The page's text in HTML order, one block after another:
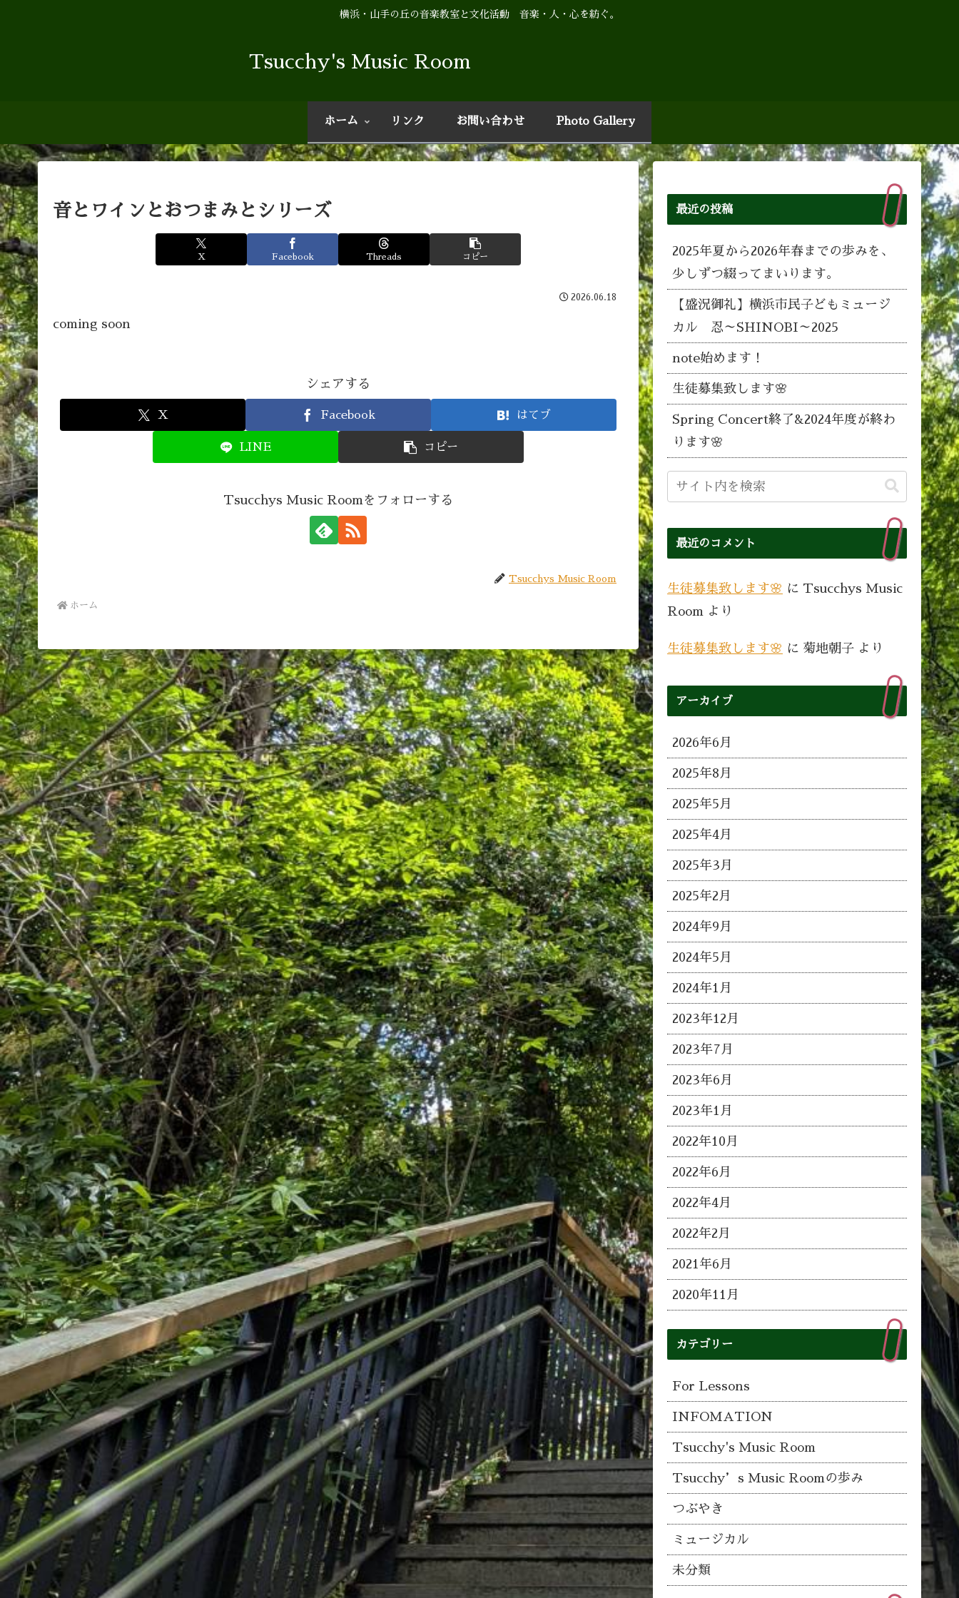
横浜・山手の丘の音楽教室と文化活動 音楽・人・心を紡ぐ。
Tsucchy's Music Room
ホーム リンク お問い合わせ Photo Gallery
音とワインとおつまみとシリーズ
X Facebook Threads コピー
2026.06.18
coming soon
シェアする
X Facebook はてブ
LINE コピー
Tsucchys Music Roomをフォローする
Tsucchys Music Room
ホーム
最近の投稿
2025年夏から2026年春までの歩みを、
少しずつ綴ってまいります。
【盛況御礼】横浜市民子どもミュージ
カル 忍～SHINOBI～2025
note始めます！
生徒募集致します🌸
Spring Concert終了&2024年度が終わ
ります🌸
最近のコメント
生徒募集致します🌸 に Tsucchys Music
Room より
生徒募集致します🌸 に 菊地朝子 より
アーカイブ
2026年6月
2025年8月
2025年5月
2025年4月
2025年3月
2025年2月
2024年9月
2024年5月
2024年1月
2023年12月
2023年7月
2023年6月
2023年1月
2022年10月
2022年6月
2022年4月
2022年2月
2021年6月
2020年11月
カテゴリー
For Lessons
INFOMATION
Tsucchy's Music Room
Tsucchy’s Music Roomの歩み
つぶやき
ミュージカル
未分類